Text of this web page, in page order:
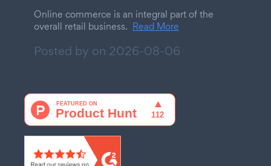
Online commerce is an integral part of the
overall retail business. Read More
Posted by on 2026-08-06